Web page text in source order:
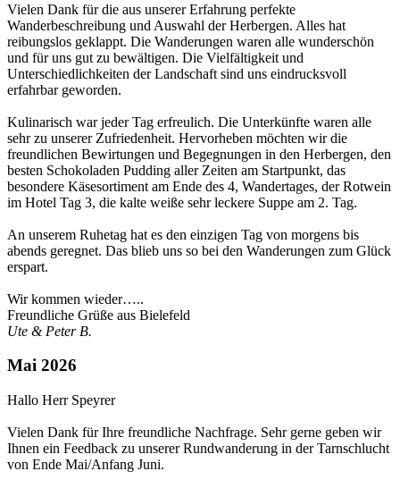
Vielen Dank für die aus unserer Erfahrung perfekte
Wanderbeschreibung und Auswahl der Herbergen. Alles hat
reibungslos geklappt. Die Wanderungen waren alle wunderschön
und für uns gut zu bewältigen. Die Vielfältigkeit und
Unterschiedlichkeiten der Landschaft sind uns eindrucksvoll
erfahrbar geworden.
Kulinarisch war jeder Tag erfreulich. Die Unterkünfte waren alle
sehr zu unserer Zufriedenheit. Hervorheben möchten wir die
freundlichen Bewirtungen und Begegnungen in den Herbergen, den
besten Schokoladen Pudding aller Zeiten am Startpunkt, das
besondere Käsesortiment am Ende des 4, Wandertages, der Rotwein
im Hotel Tag 3, die kalte weiße sehr leckere Suppe am 2. Tag.
An unserem Ruhetag hat es den einzigen Tag von morgens bis
abends geregnet. Das blieb uns so bei den Wanderungen zum Glück
erspart.
Wir kommen wieder…..
Freundliche Grüße aus Bielefeld
Ute & Peter B.
Mai 2026
Hallo Herr Speyrer
Vielen Dank für Ihre freundliche Nachfrage. Sehr gerne geben wir
Ihnen ein Feedback zu unserer Rundwanderung in der Tarnschlucht
von Ende Mai/Anfang Juni.